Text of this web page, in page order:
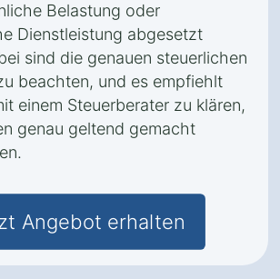
Belastung oder
Dienstleistung abgesetzt
sind die genauen steuerlichen
beachten, und es empfiehlt
einem Steuerberater zu klären,
genau geltend gemacht
Angebot erhalten